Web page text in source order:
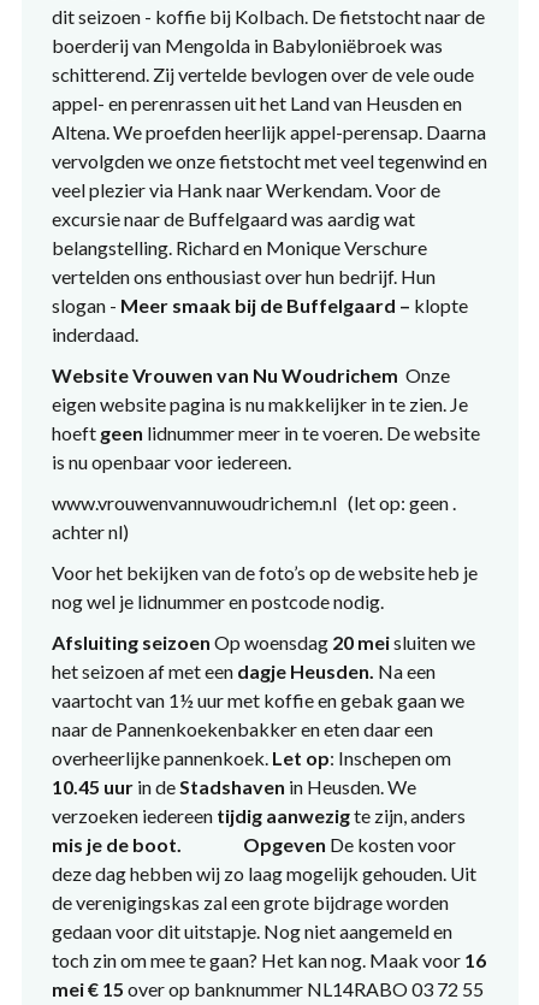
dit seizoen - koffie bij Kolbach. De fietstocht naar de
boerderij van Mengolda in Babyloniëbroek was
schitterend. Zij vertelde bevlogen over de vele oude
appel- en perenrassen uit het Land van Heusden en
Altena. We proefden heerlijk appel-perensap. Daarna
vervolgden we onze fietstocht met veel tegenwind en
veel plezier via Hank naar Werkendam. Voor de
excursie naar de Buffelgaard was aardig wat
belangstelling. Richard en Monique Verschure
vertelden ons enthousiast over hun bedrijf. Hun
slogan - Meer smaak bij de Buffelgaard – klopte
inderdaad.
Website Vrouwen van Nu Woudrichem Onze
eigen website pagina is nu makkelijker in te zien. Je
hoeft geen lidnummer meer in te voeren. De website
is nu openbaar voor iedereen.
www.vrouwenvannuwoudrichem.nl (let op: geen .
achter nl)
Voor het bekijken van de foto’s op de website heb je
nog wel je lidnummer en postcode nodig.
Afsluiting seizoen Op woensdag 20 meisluiten we
het seizoen af met een dagje Heusden. Na een
vaartocht van 1½ uur met koffie en gebak gaan we
naar de Pannenkoekenbakker en eten daar een
overheerlijke pannenkoek. Let op: Inschepen om
10.45 uurin deStadshaven in Heusden. We
verzoeken iedereen tijdig aanwezigte zijn, anders
mis je de boot. Opgeven De kosten voor
deze dag hebben wij zo laag mogelijk gehouden. Uit
de verenigingskas zal een grote bijdrage worden
gedaan voor dit uitstapje. Nog niet aangemeld en
toch zin om mee te gaan? Het kan nog. Maak voor 16
mei € 15 over op banknummer NL14RABO 03 72 55